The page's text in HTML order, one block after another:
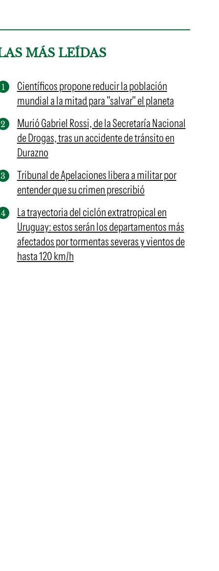
MÁS LEÍDAS
Científicos propone reducir la población
mundial a la mitad para "salvar" el planeta
Murió Gabriel Rossi, de la Secretaría Nacional
de Drogas, tras un accidente de tránsito en
Durazno
Tribunal de Apelaciones libera a militar por
entender que su crimen prescribió
La trayectoria del ciclón extratropical en
Uruguay: estos serán los departamentos más
afectados por tormentas severas y vientos de
hasta 120 km/h